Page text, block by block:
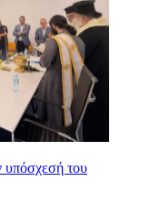
υπόσχεσή του